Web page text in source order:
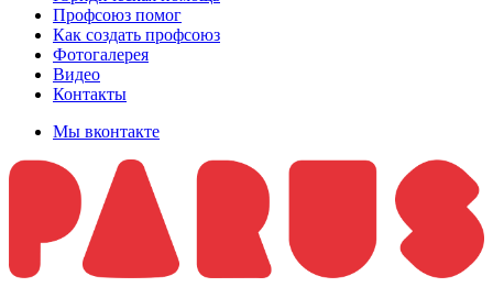
Профсоюз помог
Как создать профсоюз
Фотогалерея
Видео
Контакты
Мы вконтакте